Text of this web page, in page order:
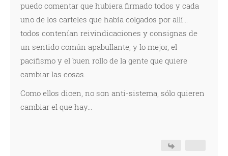
puedo comentar que hubiera firmado todos y cada
uno de los carteles que había colgados por allí...
todos contenían reivindicaciones y consignas de
un sentido común apabullante, y lo mejor, el
pacifismo y el buen rollo de la gente que quiere
cambiar las cosas.
Como ellos dicen, no son anti-sistema, sólo quieren
cambiar el que hay...